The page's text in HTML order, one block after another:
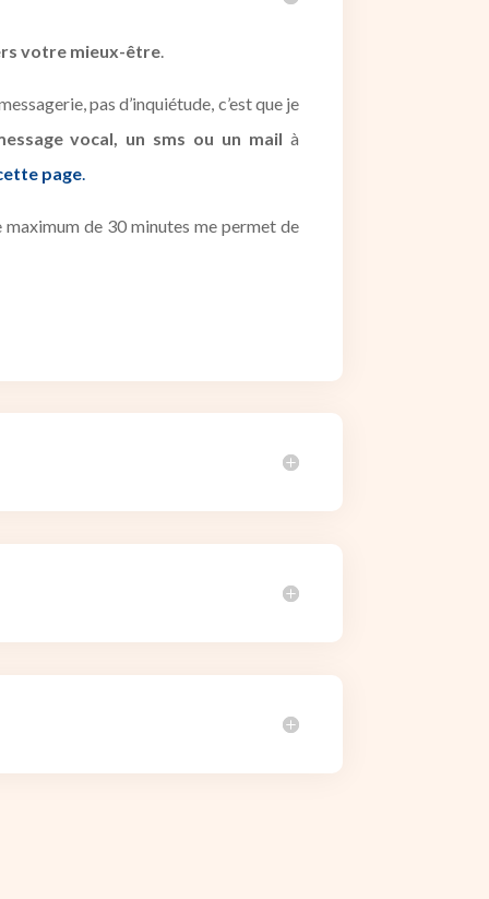
votre mieux-être.
pas d’inquiétude, c’est que je
vocal, un sms ou un mail à
page.
maximum de 30 minutes me permet de